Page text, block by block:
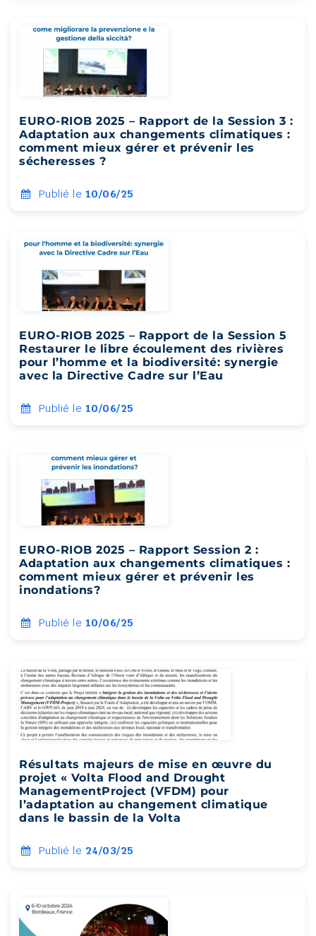
EURO-RIOB 2025 – Rapport de la Session 3 :
Adaptation aux changements climatiques :
comment mieux gérer et prévenir les
sécheresses ?
Publié le 10/06/25
EURO-RIOB 2025 – Rapport de la Session 5
Restaurer le libre écoulement des rivières
pour l’homme et la biodiversité: synergie
avec la Directive Cadre sur l’Eau
Publié le 10/06/25
EURO-RIOB 2025 – Rapport Session 2 :
Adaptation aux changements climatiques :
comment mieux gérer et prévenir les
inondations?
Publié le 10/06/25
Résultats majeurs de mise en œuvre du
projet « Volta Flood and Drought
ManagementProject (VFDM) pour
l’adaptation au changement climatique
dans le bassin de la Volta
Publié le 24/03/25